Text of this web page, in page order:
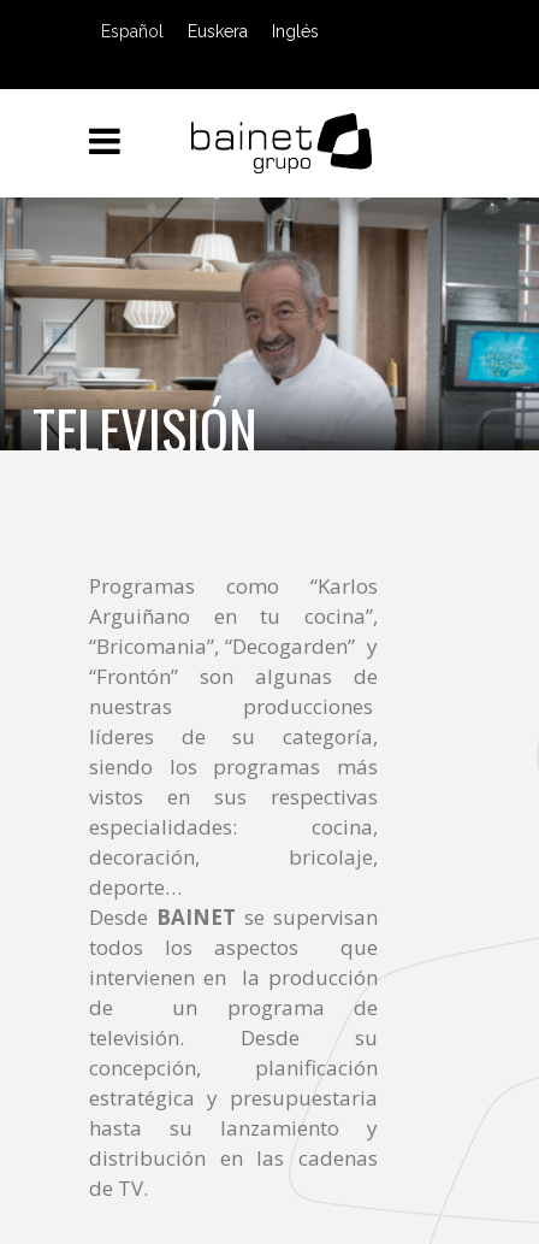
Español Euskera Inglés
TELEVISIÓN
Programas como “Karlos
Arguiñano en tu cocina”,
“Bricomania”, “Decogarden” y
“Frontón” son algunas de
nuestras producciones
líderes de su categoría,
siendo los programas más
vistos en sus respectivas
especialidades: cocina,
decoración, bricolaje,
deporte…
Desde BAINET se supervisan
todos los aspectos que
intervienen en la producción
de un programa de
televisión. Desde su
concepción, planificación
estratégica y presupuestaria
hasta su lanzamiento y
distribución en las cadenas
de TV.